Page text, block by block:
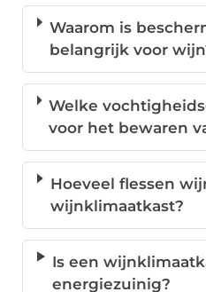
Waarom is
belangrijk voor
Welke
voor het bewaren
Hoeveel flessen
wijnklimaatkast?
Is een
energiezuinig?